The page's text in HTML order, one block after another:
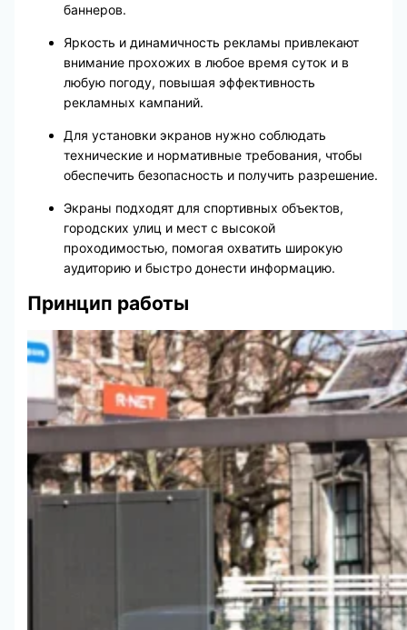
баннеров.
Яркость и динамичность рекламы привлекают
внимание прохожих в любое время суток и в
любую погоду, повышая эффективность
рекламных кампаний.
Для установки экранов нужно соблюдать
технические и нормативные требования, чтобы
обеспечить безопасность и получить разрешение.
Экраны подходят для спортивных объектов,
городских улиц и мест с высокой
проходимостью, помогая охватить широкую
аудиторию и быстро донести информацию.
Принцип работы